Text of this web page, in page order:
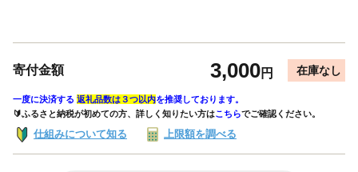
寄付金額 3,000円 在庫なし
一度に決済する 返礼品数は３つ以内を推奨しております。
🔰ふるさと納税が初めての方、詳しく知りたい方はこちらでご確認ください。
仕組みについて知る 上限額を調べる